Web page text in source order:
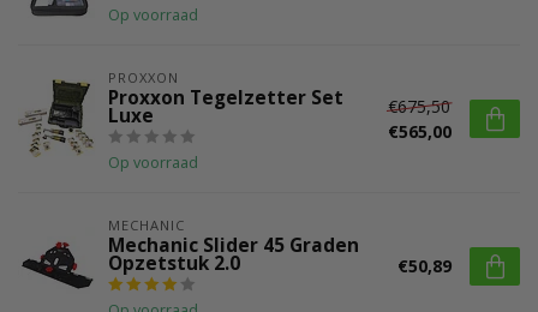
Op voorraad
PROXXON
Proxxon Tegelzetter Set
Luxe
Op voorraad
€675,50
€565,00
MECHANIC
Mechanic Slider 45 Graden
Opzetstuk 2.0 €50,89